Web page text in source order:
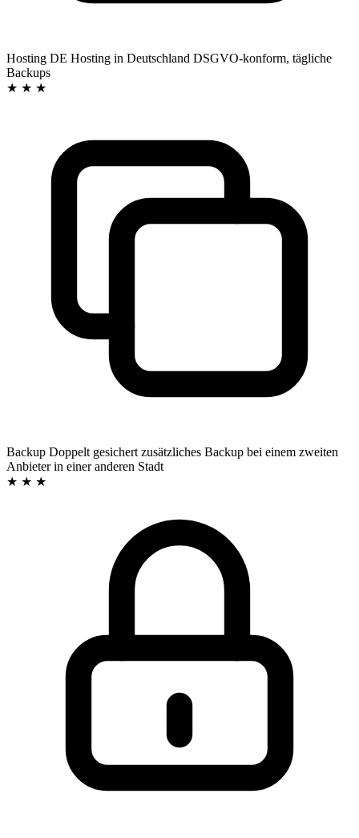
Hosting DE Hosting in Deutschland DSGVO-konform, tägliche
Backups
★ ★ ★
Backup Doppelt gesichert zusätzliches Backup bei einem zweiten
Anbieter in einer anderen Stadt
★ ★ ★